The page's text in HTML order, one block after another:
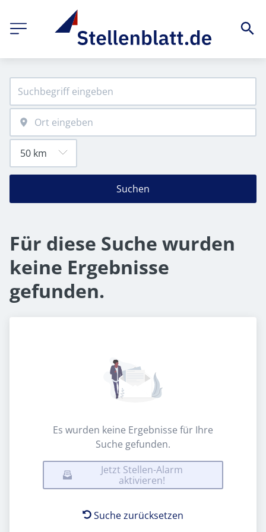
Suchen
Für diese Suche wurden
keine Ergebnisse
gefunden.
Es wurden keine Ergebnisse für Ihre
Suche gefunden.
Jetzt Stellen-Alarm
aktivieren!
Suche zurücksetzen